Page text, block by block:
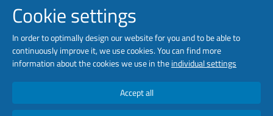
Cookie settings
In order to optimally design our website for you and to be able to
continuously improve it, we use cookies. You can find more
information about the cookies we use in theindividual settings
Accept all